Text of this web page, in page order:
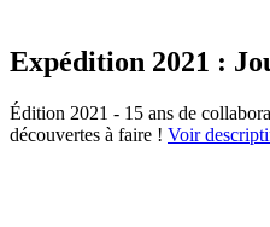
Expédition 2021 :
Édition 2021 - 15 ans de
découvertes à faire ! Voir